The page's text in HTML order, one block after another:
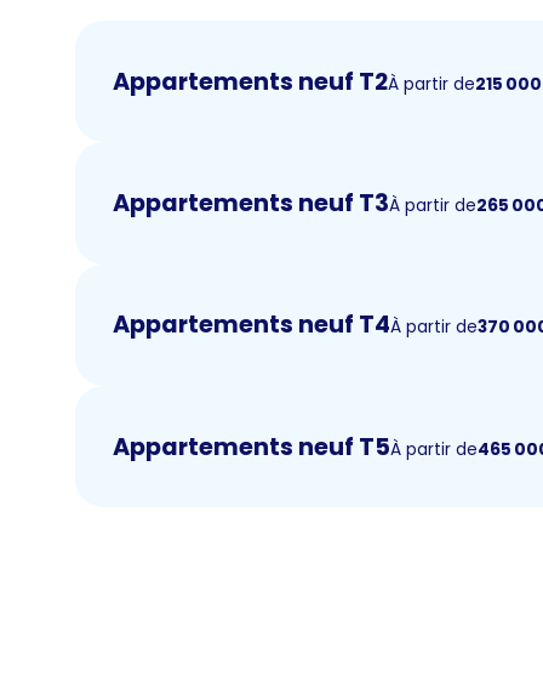
Appartements neuf T2À partir de215 000
Appartements neuf T3À partir de265
Appartements neuf T4À partir de370
Appartements neuf T5À partir de465